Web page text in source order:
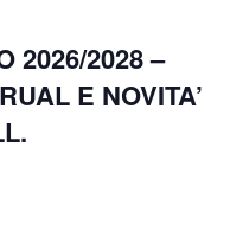
2026/2028 –
E NOVITA’